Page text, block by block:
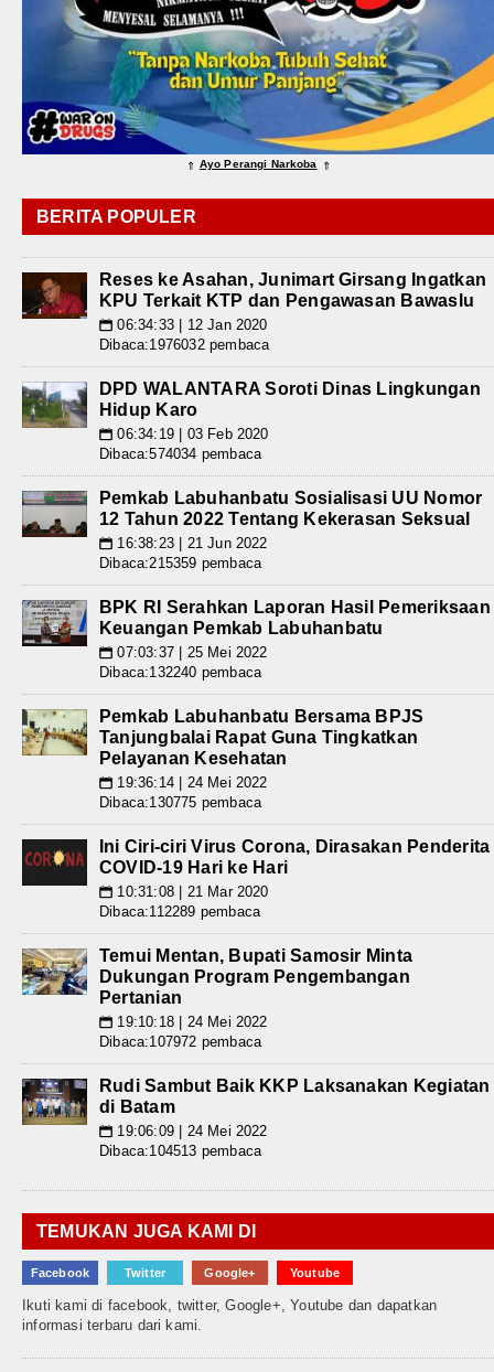
⇑ Ayo Perangi Narkoba ⇑
BERITA POPULER
Reses ke Asahan, Junimart Girsang Ingatkan
KPU Terkait KTP dan Pengawasan Bawaslu
📅 06:34:33 | 12 Jan 2020
Dibaca:1976032 pembaca
DPD WALANTARA Soroti Dinas Lingkungan
Hidup Karo
📅 06:34:19 | 03 Feb 2020
Dibaca:574034 pembaca
Pemkab Labuhanbatu Sosialisasi UU Nomor
12 Tahun 2022 Tentang Kekerasan Seksual
📅 16:38:23 | 21 Jun 2022
Dibaca:215359 pembaca
BPK RI Serahkan Laporan Hasil Pemeriksaan
Keuangan Pemkab Labuhanbatu
📅 07:03:37 | 25 Mei 2022
Dibaca:132240 pembaca
Pemkab Labuhanbatu Bersama BPJS
Tanjungbalai Rapat Guna Tingkatkan
Pelayanan Kesehatan
📅 19:36:14 | 24 Mei 2022
Dibaca:130775 pembaca
Ini Ciri-ciri Virus Corona, Dirasakan Penderita
COVID-19 Hari ke Hari
📅 10:31:08 | 21 Mar 2020
Dibaca:112289 pembaca
Temui Mentan, Bupati Samosir Minta
Dukungan Program Pengembangan
Pertanian
📅 19:10:18 | 24 Mei 2022
Dibaca:107972 pembaca
Rudi Sambut Baik KKP Laksanakan Kegiatan
di Batam
📅 19:06:09 | 24 Mei 2022
Dibaca:104513 pembaca
TEMUKAN JUGA KAMI DI
Facebook Twitter Google+ Youtube
Ikuti kami di facebook, twitter, Google+, Youtube dan dapatkan
informasi terbaru dari kami.